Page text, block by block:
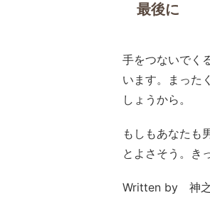
最後に
手をつないでく
います。まった
しょうから。
もしもあなたも
とよさそう。き
Written by 神